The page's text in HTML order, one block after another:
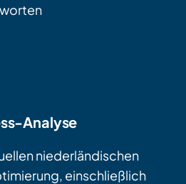
Analyse
niederländischen
einschließlich